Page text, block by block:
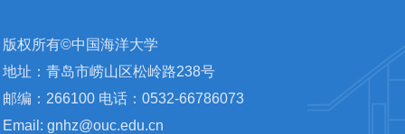
版权所有©中国海洋大学
地址：青岛市崂山区松岭路238号
邮编：266100 电话：0532-66786073
Email: gnhz@ouc.edu.cn